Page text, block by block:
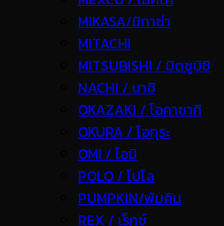
MIKASA/มิกาซ่า
MITACHI
MITSUBISHI / มิตซูบิชิ
NACHI / นาชิ
OKAZAKI / โอคาซากิ
OKURA / โอกุระ
OMI / โอมิ
POLO / โปโล
PUMPKIN/พัมคิน
REX / เร็กช์